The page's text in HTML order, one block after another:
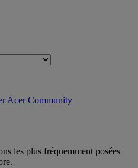
Acer Community
les plus fréquemment posées